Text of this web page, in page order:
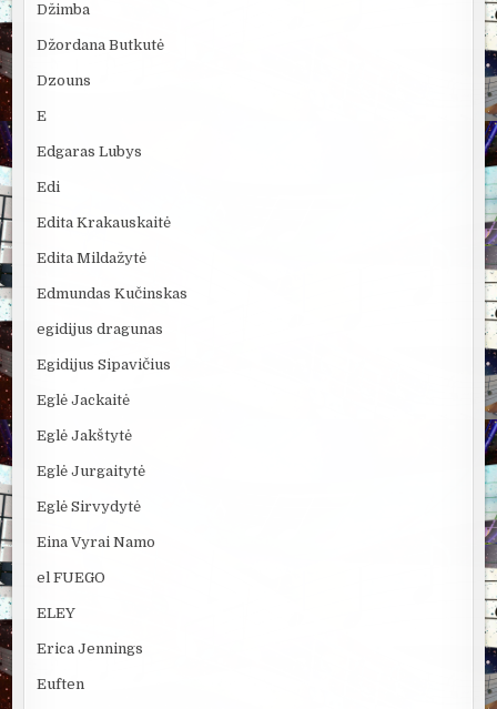
Džimba
Džordana Butkutė
Dzouns
E
Edgaras Lubys
Edi
Edita Krakauskaitė
Edita Mildažytė
Edmundas Kučinskas
egidijus dragunas
Egidijus Sipavičius
Eglė Jackaitė
Eglė Jakštytė
Eglė Jurgaitytė
Eglė Sirvydytė
Eina Vyrai Namo
el FUEGO
ELEY
Erica Jennings
Euften